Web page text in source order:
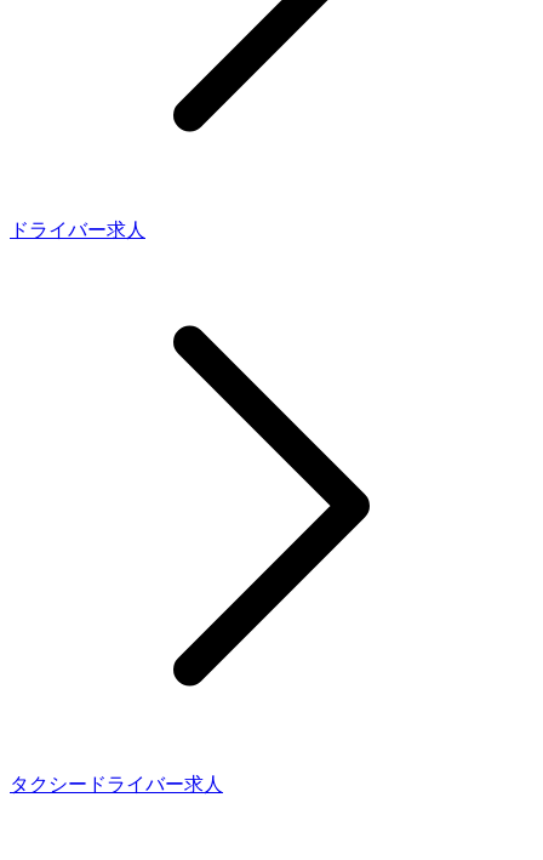
ドライバー求人
タクシードライバー求人